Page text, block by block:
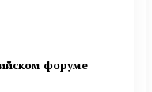
форуме